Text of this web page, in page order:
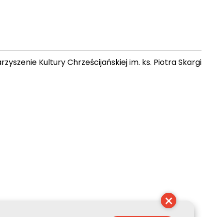
Kultury Chrześcijańskiej im. ks. Piotra Skargi
×